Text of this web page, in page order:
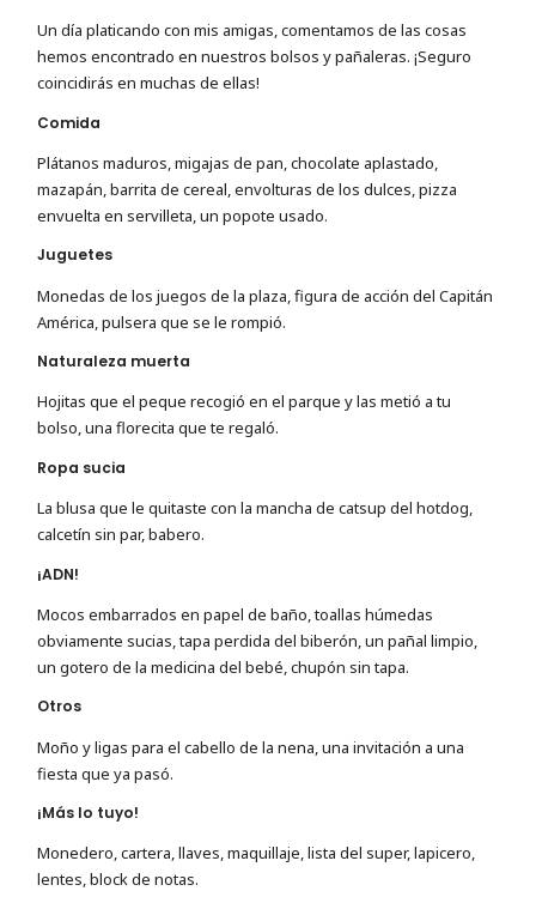
Un día platicando con mis amigas, comentamos de las cosas
hemos encontrado en nuestros bolsos y pañaleras. ¡Seguro
coincidirás en muchas de ellas!
Comida
Plátanos maduros, migajas de pan, chocolate aplastado,
mazapán, barrita de cereal, envolturas de los dulces, pizza
envuelta en servilleta, un popote usado.
Juguetes
Monedas de los juegos de la plaza, figura de acción del Capitán
América, pulsera que se le rompió.
Naturaleza muerta
Hojitas que el peque recogió en el parque y las metió a tu
bolso, una florecita que te regaló.
Ropa sucia
La blusa que le quitaste con la mancha de catsup del hotdog,
calcetín sin par, babero.
¡ADN!
Mocos embarrados en papel de baño, toallas húmedas
obviamente sucias, tapa perdida del biberón, un pañal limpio,
un gotero de la medicina del bebé, chupón sin tapa.
Otros
Moño y ligas para el cabello de la nena, una invitación a una
fiesta que ya pasó.
¡Más lo tuyo!
Monedero, cartera, llaves, maquillaje, lista del super, lapicero,
lentes, block de notas.